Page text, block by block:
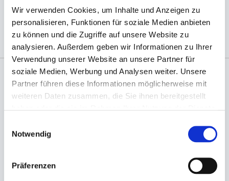
Wir verwenden Cookies, um Inhalte und Anzeigen zu
personalisieren, Funktionen für soziale Medien anbieten
zu können und die Zugriffe auf unsere Website zu
analysieren. Außerdem geben wir Informationen zu Ihrer
Verwendung unserer Website an unsere Partner für
soziale Medien, Werbung und Analysen weiter. Unsere
Partner führen diese Informationen möglicherweise mit
weiteren Daten zusammen, die Sie ihnen bereitgestellt
Notwendig
Präferenzen
(Abb. evtl. ähnlich, ggf. ohne Dekoration)
Angaben zur Informationspflichten der GPSR
Produktsicherheitsverordnung:packpack.de GmbH, Am
Sie könnten auch an folgenden Artikeln
interessiert sein